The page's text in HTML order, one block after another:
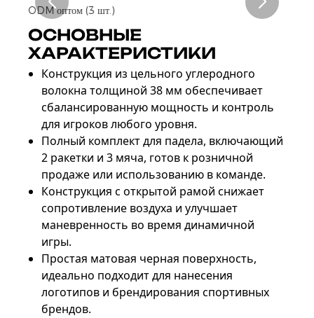
ОСНОВНЫЕ
ХАРАКТЕРИСТИКИ
Конструкция из цельного углеродного
волокна толщиной 38 мм обеспечивает
сбалансированную мощность и контроль
для игроков любого уровня.
Полный комплект для падела, включающий
2 ракетки и 3 мяча, готов к розничной
продаже или использованию в команде.
Конструкция с открытой рамой снижает
сопротивление воздуха и улучшает
маневренность во время динамичной
игры.
Простая матовая черная поверхность,
идеально подходит для нанесения
логотипов и брендирования спортивных
брендов.